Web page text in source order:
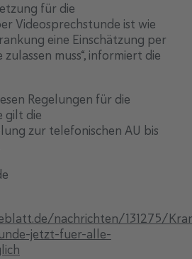
für die
Videosprechstunde ist wie
eine Einschätzung per
muss“, informiert die
Regelungen für die
gilt die
zur telefo­nischen AU bis
nachrichten/131275/
jetzt-fuer-alle-